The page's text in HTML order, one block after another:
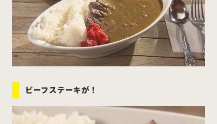
お問い合わせ
公式Instagram
公式X
ビーフステーキが！